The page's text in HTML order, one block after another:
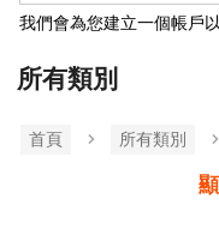
我們會為您建立一個帳戶
所有類別
首頁 所有類別